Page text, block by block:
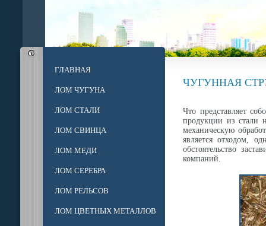
ГЛАВНАЯ
ЛОМ ЧУГУНА
ЛОМ СТАЛИ
ЛОМ СВИНЦА
ЛОМ МЕДИ
ЛОМ СЕРЕБРА
ЛОМ РЕЛЬСОВ
ЛОМ ЦВЕТНЫХ МЕТАЛЛОВ
ЧУГУННАЯ
Что представляет
продукции из стали
механическую
является отходом,
обстоятельство
компаний.